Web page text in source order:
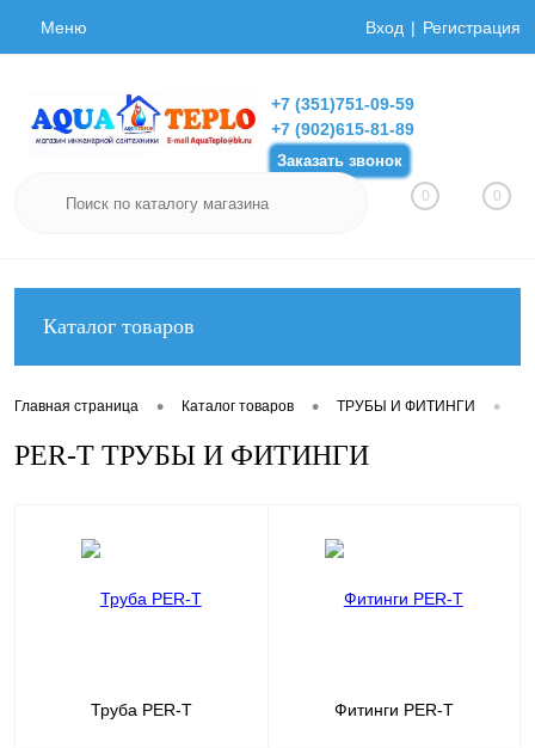
Меню Вход Регистрация
+7 (351)751-09-59
+7 (902)615-81-89
Заказать звонок
0 0
Каталог товаров
Главная страница • Каталог товаров • ТРУБЫ И ФИТИНГИ •
PER-T ТРУБЫ И ФИТИНГИ
Труба PER-T Фитинги PER-T